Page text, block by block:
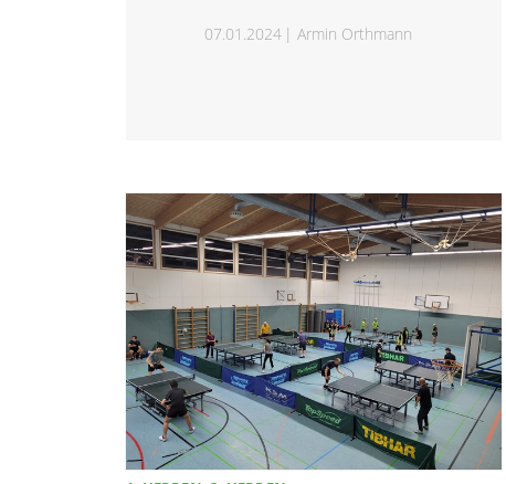
07.01.2024 Armin Orthmann